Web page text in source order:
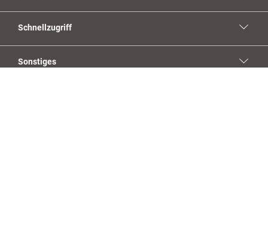
Schnellzugriff
Sonstiges